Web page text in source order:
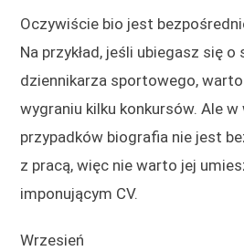
Oczywiście bio jest
Na przykład, jeśli ubiegasz się
dziennikarza sportowego,
wygraniu kilku konkursów. Ale
przypadków biografia nie jest
z pracą, więc nie warto jej
imponującym CV.
Wrzesień